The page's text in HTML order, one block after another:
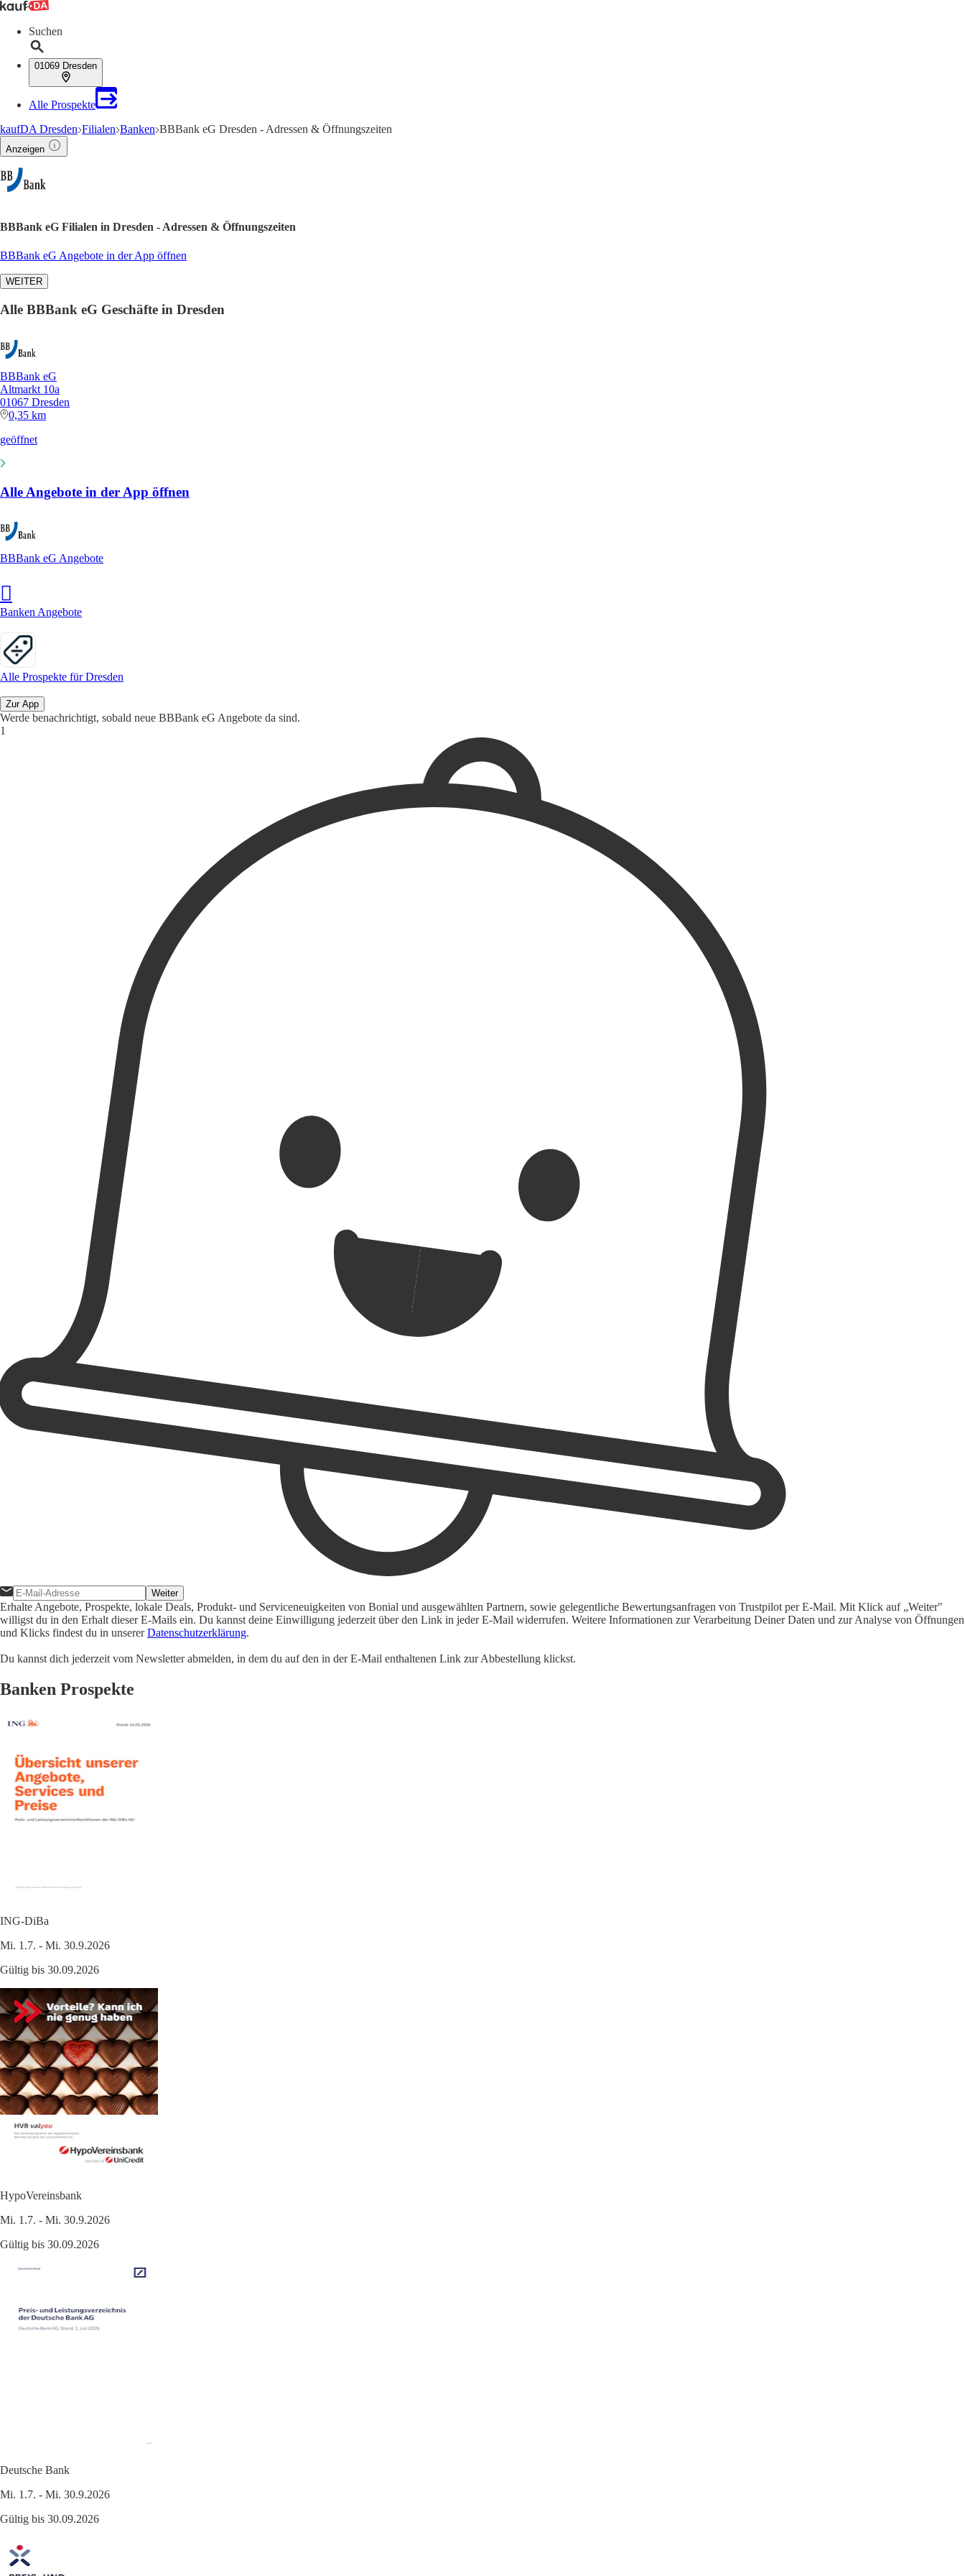
Suchen
01069 Dresden
Alle Prospekte
kaufDA Dresden Filialen Banken BBBank eG Dresden - Adressen & Öffnungszeiten
Anzeigen
BBBank eG Filialen in Dresden - Adressen & Öffnungszeiten
BBBank eG Angebote in der App öffnen
WEITER
Alle BBBank eG Geschäfte in Dresden
BBBank eG
Altmarkt 10a
01067 Dresden
0,35 km
geöffnet
Alle Angebote in der App öffnen
BBBank eG Angebote
Banken Angebote
Alle Prospekte für Dresden
Zur App
Werde benachrichtigt, sobald neue BBBank eG Angebote da sind.
Weiter
Erhalte Angebote, Prospekte, lokale Deals, Produkt- und Serviceneuigkeiten von Bonial und ausgewählten Partnern, sowie gelegentliche Bewertungsanfragen von Trustpilot per E-Mail. Mit Klick auf „Weiter"
willigst du in den Erhalt dieser E-Mails ein. Du kannst deine Einwilligung jederzeit über den Link in jeder E-Mail widerrufen. Weitere Informationen zur Verarbeitung Deiner Daten und zur Analyse von Öffnungen
und Klicks findest du in unsererDatenschutzerklärung.
Du kannst dich jederzeit vom Newsletter abmelden, in dem du auf den in der E-Mail enthaltenen Link zur Abbestellung klickst.
Banken Prospekte
ING-DiBa
Mi. 1.7. - Mi. 30.9.2026
Gültig bis 30.09.2026
HypoVereinsbank
Mi. 1.7. - Mi. 30.9.2026
Gültig bis 30.09.2026
Deutsche Bank
Mi. 1.7. - Mi. 30.9.2026
Gültig bis 30.09.2026